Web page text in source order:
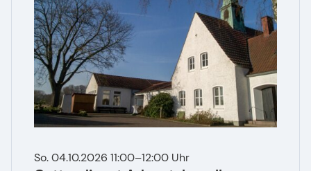
So. 04.10.2026 11:00–12:00 Uhr